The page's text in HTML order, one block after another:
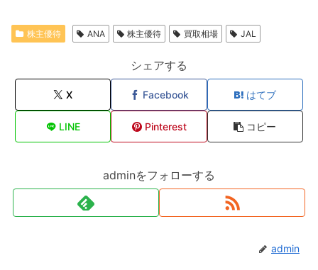
株主優待 ANA 株主優待 買取相場 JAL
シェアする
X Facebook はてブ
LINE Pinterest コピー
adminをフォローする
admin